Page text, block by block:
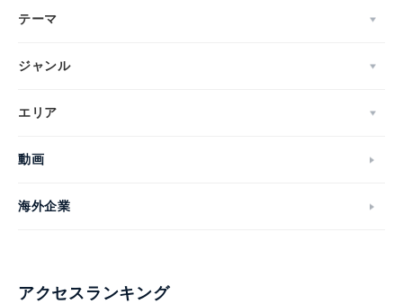
テーマ
ジャンル
エリア
動画
海外企業
アクセスランキング